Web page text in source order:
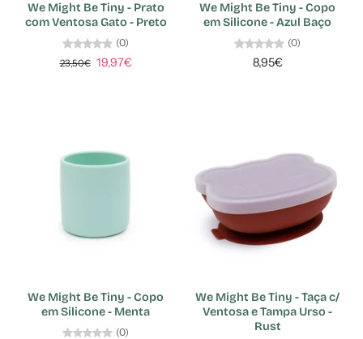
We Might Be Tiny - Prato
com Ventosa Gato - Preto
(0)
23,50€ 19,97€
We Might Be Tiny - Copo
em Silicone - Azul Baço
(0)
8,95€
We Might Be Tiny - Copo
em Silicone - Menta
(0)
We Might Be Tiny - Taça c/
Ventosa e Tampa Urso -
Rust